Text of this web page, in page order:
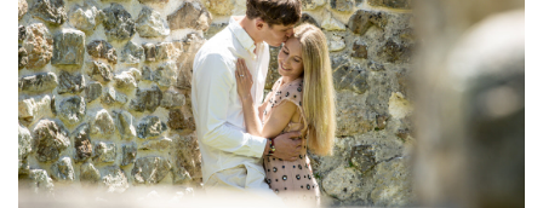
leseni izdelki
mi